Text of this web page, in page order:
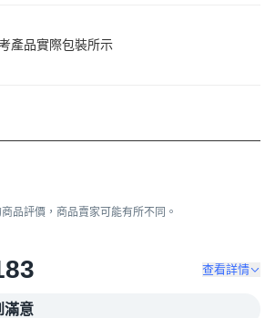
產品實際包裝所示
品評價，商品賣家可能有所不同。
查看詳情
滿意